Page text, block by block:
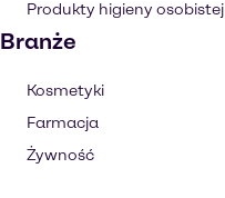
Produkty higieny osobistej
Branże
Kosmetyki
Farmacja
Żywność